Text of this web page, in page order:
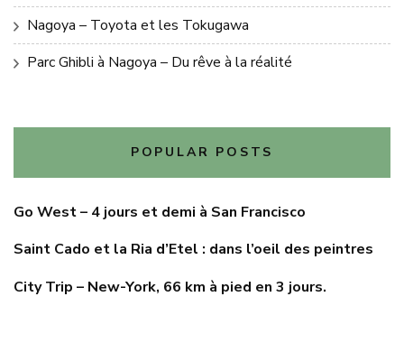
Nagoya – Toyota et les Tokugawa
Parc Ghibli à Nagoya – Du rêve à la réalité
POPULAR POSTS
Go West – 4 jours et demi à San Francisco
Saint Cado et la Ria d’Etel : dans l’oeil des peintres
City Trip – New-York, 66 km à pied en 3 jours.